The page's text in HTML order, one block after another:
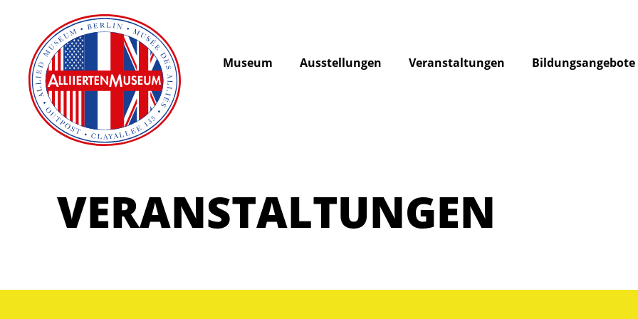
Museum Ausstellungen Veranstaltungen Bildungsangebote
VERANSTALTUNGEN